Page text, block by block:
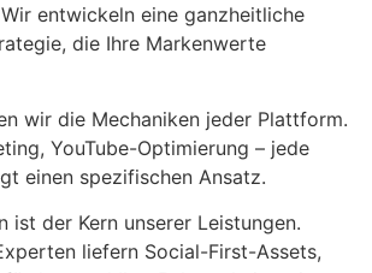
entwickeln eine ganzheitliche
die Ihre Markenwerte
wir die Mechaniken jeder Plattform.
YouTube-Optimierung – jede
einen spezifischen Ansatz.
ist der Kern unserer Leistungen.
liefern Social-First-Assets,